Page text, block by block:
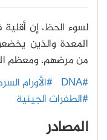
لسوء الحظ، إن
المعدة والذين
من مرضهم، ومعظم
#DNA
#الأورام
#الطفرات الجينية
المصادر